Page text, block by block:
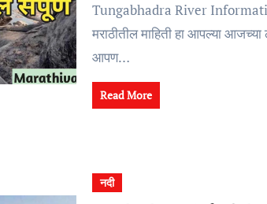
Tungabhadra River Information In Marathi तुंगभद्रा नदीची
मराठीतील माहिती हा आपल्या
आपण…
Read More
नदी